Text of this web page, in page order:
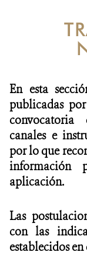
MECANISMO
En esta
publicadas
convocatoria
canales e
por lo que
información
aplicación.
Las
con las
establecidos